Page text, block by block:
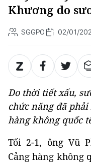
Khương do
SGGPO 02/01/
Do thời tiết xấu,
chức năng đã
hàng không quốc
Tối 2-1, ông Vũ
Cảng hàng không